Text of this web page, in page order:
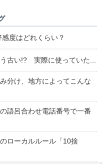
感度はどれくらい？
う古い!? 実際に使っていた...
分け、地方によってこんな
語呂合わせ電話番号で一番
ローカルルール「10捨